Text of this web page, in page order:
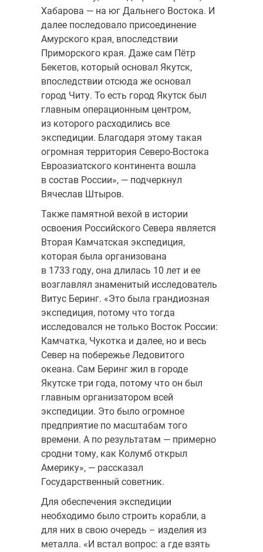
Хабарова — на юг Дальнего Востока. И
далее последовало присоединение
Амурского края, впоследствии
Приморского края. Даже сам Пётр
Бекетов, который основал Якутск,
впоследствии отсюда же основал
город Читу. То есть город Якутск был
главным операционным центром,
из которого расходились все
экспедиции. Благодаря этому такая
огромная территория Северо-Востока
Евроазиатского континента вошла
в состав России», — подчеркнул
Вячеслав Штыров.
Также памятной вехой в истории
освоения Российского Севера является
Вторая Камчатская экспедиция,
которая была организована
в 1733 году, она длилась 10 лет и ее
возглавлял знаменитый исследователь
Витус Беринг. «Это была грандиозная
экспедиция, потому что тогда
исследовался не только Восток России:
Камчатка, Чукотка и далее, но и весь
Север на побережье Ледовитого
океана. Сам Беринг жил в городе
Якутске три года, потому что он был
главным организатором всей
экспедиции. Это было огромное
предприятие по масштабам того
времени. А по результатам — примерно
сродни тому, как Колумб открыл
Америку», — рассказал
Государственный советник.
Для обеспечения экспедиции
необходимо было строить корабли, а
для них в свою очередь – изделия из
металла. «И встал вопрос: а где взять